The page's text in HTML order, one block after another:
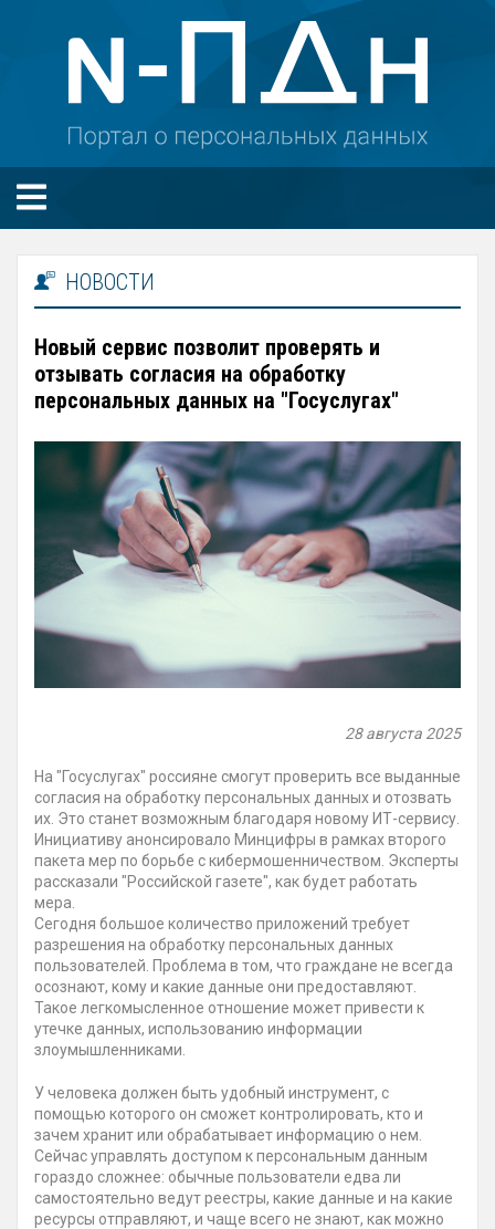
НОВОСТИ
Новый сервис позволит проверять и
отзывать согласия на обработку
персональных данных на "Госуслугах"
28 августа 2025
На "Госуслугах" россияне смогут проверить все выданные
согласия на обработку персональных данных и отозвать
их. Это станет возможным благодаря новому ИТ-сервису.
Инициативу анонсировало Минцифры в рамках второго
пакета мер по борьбе с кибермошенничеством. Эксперты
рассказали "Российской газете", как будет работать
мера.
Сегодня большое количество приложений требует
разрешения на обработку персональных данных
пользователей. Проблема в том, что граждане не всегда
осознают, кому и какие данные они предоставляют.
Такое легкомысленное отношение может привести к
утечке данных, использованию информации
злоумышленниками.
У человека должен быть удобный инструмент, с
помощью которого он сможет контролировать, кто и
зачем хранит или обрабатывает информацию о нем.
Сейчас управлять доступом к персональным данным
гораздо сложнее: обычные пользователи едва ли
самостоятельно ведут реестры, какие данные и на какие
ресурсы отправляют, и чаще всего не знают, как можно